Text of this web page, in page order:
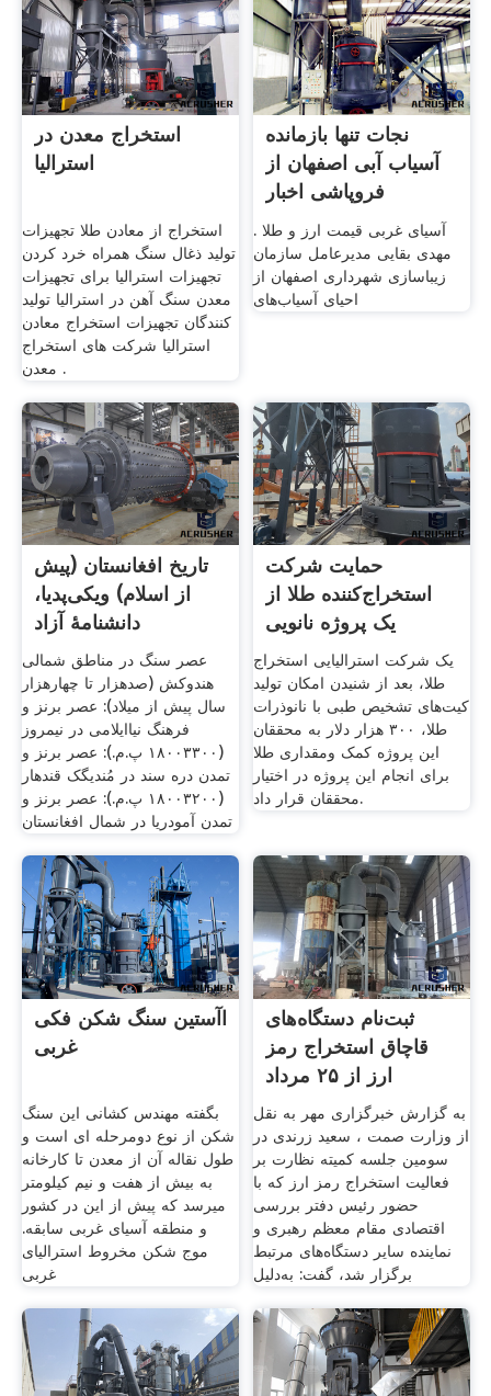
استخراج معدن در
استرالیا
استخراج از معادن طلا تجهیزات
تولید ذغال سنگ همراه خرد کردن
تجهیزات استرالیا برای تجهیزات
معدن سنگ آهن در استرالیا تولید
کنندگان تجهیزات استخراج معادن
استرالیا شرکت های استخراج
معدن .
نجات تنها بازمانده
آسیاب آبی اصفهان از
فروپاشی اخبار
آسیای غربی قیمت ارز و طلا .
مهدی بقایی مدیرعامل سازمان
زیباسازی شهرداری اصفهان از
احیای آسیاب‌های
تاریخ افغانستان (پیش
از اسلام) ویکی‌پدیا،
دانشنامهٔ آزاد
عصر سنگ در مناطق شمالی
هندوکش (صدهزار تا چهارهزار
سال پیش از میلاد): عصر برنز و
فرهنگ نیاایلامی در نیمروز
(۱۸۰۰۳۳۰۰ پ.م.): عصر برنز و
تمدن دره سند در مُندیگک قندهار
(۱۸۰۰۳۲۰۰ پ.م.): عصر برنز و
تمدن آمودریا در شمال افغانستان
حمایت شرکت
استخراج‌کننده طلا از
یک پروژه نانویی
دانشگاهی
یک شرکت استرالیایی استخراج
طلا، بعد از شنیدن امکان تولید
کیت‌های تشخیص طبی با نانوذرات
طلا، ۳۰۰ هزار دلار به محققان
این پروژه کمک ومقداری طلا
برای انجام این پروژه در اختیار
محققان قرار داد.
اآستین سنگ شکن فکی
غربی
بگفته مهندس کشانی این سنگ
شکن از نوع دومرحله ای است و
طول نقاله آن از معدن تا کارخانه
به بیش از هفت و نیم کیلومتر
میرسد که پیش از این در کشور
و منطقه آسیای غربی سابقه.
موج شکن مخروط استرالیای
غربی
ثبت‌نام دستگاه‌های
قاچاق استخراج رمز
ارز از ۲۵ مرداد
به گزارش خبرگزاری مهر به نقل
از وزارت صمت ، سعید زرندی در
سومین جلسه کمیته نظارت بر
فعالیت استخراج رمز ارز که با
حضور رئیس دفتر بررسی
اقتصادی مقام معظم رهبری و
نماینده سایر دستگاه‌های مرتبط
برگزار شد، گفت: به‌دلیل